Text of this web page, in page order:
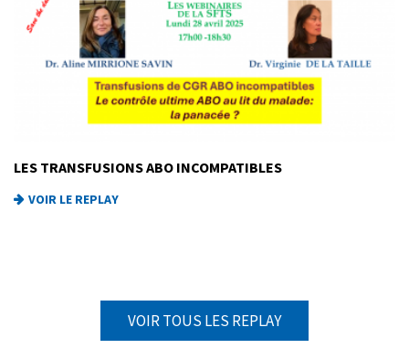
LES TRANSFUSIONS ABO INCOMPATIBLES
VOIR LE REPLAY
VOIR TOUS LES REPLAY